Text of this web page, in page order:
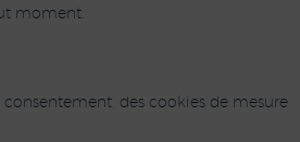
moment.
des cookies de mesure